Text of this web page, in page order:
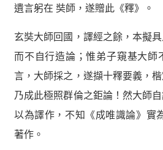
遺言躬在 奘師，遂贈此《釋》。
玄奘大師回國，譯經之餘，本擬
而不自行造論；惟弟子窺基大師
言，大師採之，遂擷十釋要義，
乃成此極照群倫之鉅論！然大師
以為譯作，不知《成唯識論》實
著作。